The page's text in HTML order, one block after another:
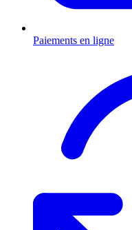
Paiements en ligne